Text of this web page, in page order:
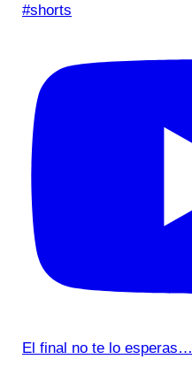
#shorts
El final no te lo esperas…